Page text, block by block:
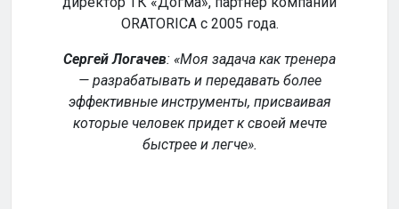
ORATORICA c 2005 года.
Сергей Логачев: Моя задача как тренера
— разрабатывать и передавать более
эффективные инструменты, присваивая
которые человек придет к своей мечте
быстрее и легче .